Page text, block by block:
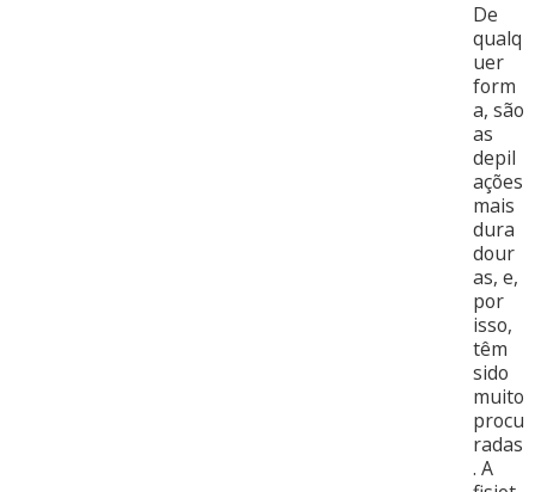
De
qualq
uer
form
a, são
as
depil
ações
mais
dura
dour
as, e,
por
isso,
têm
sido
muito
procu
radas
. A